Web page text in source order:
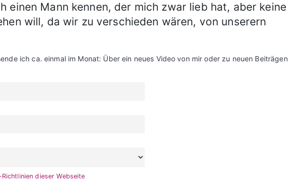
einen Mann kennen, der mich zwar lieb hat, aber keine
will, da wir zu verschieden wären, von unserern
ich ca. einmal im Monat: Über ein neues Video von mir oder zu neuen Beiträgen
dieser Webseite